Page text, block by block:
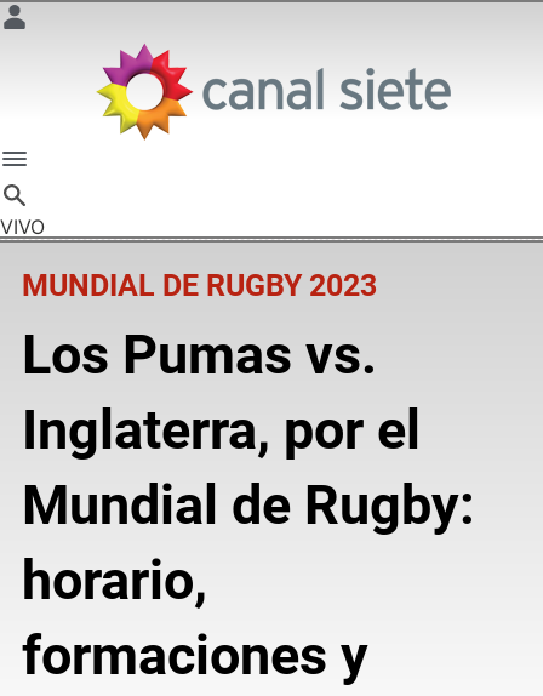
VIVO
MUNDIAL DE RUGBY 2023
Los Pumas vs.
Inglaterra, por el
Mundial de Rugby:
horario,
formaciones y